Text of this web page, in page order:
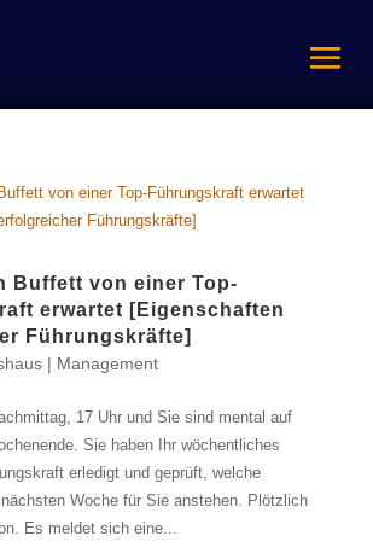
Buffett von einer Top-
erwartet [Eigenschaften
Führungskräfte]
| Management
17 Uhr und Sie sind mental auf
Sie haben Ihr wöchentliches
erledigt und geprüft, welche
Woche für Sie anstehen. Plötzlich
Es meldet sich eine...